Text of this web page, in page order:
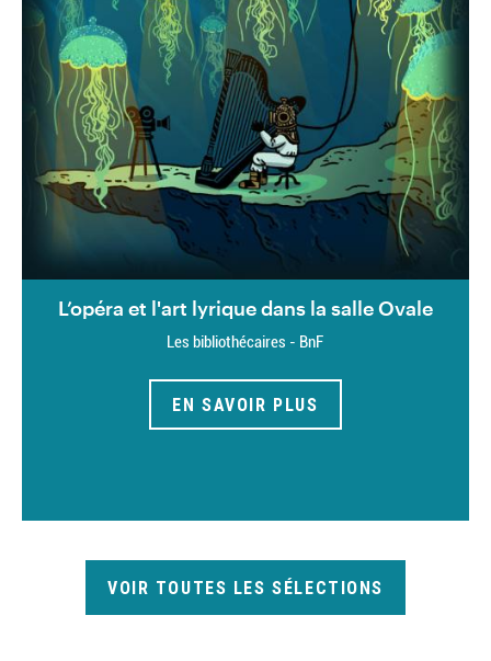
L’opéra et l'art lyrique dans la salle Ovale
Les bibliothécaires - BnF
EN SAVOIR PLUS
VOIR TOUTES LES SÉLECTIONS